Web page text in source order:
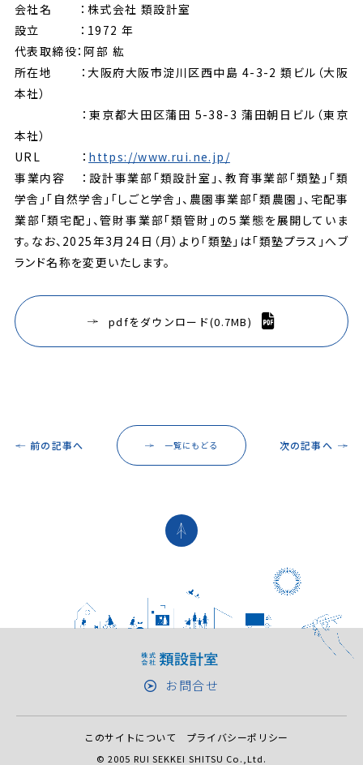
会社名 ：株式会社 類設計室
設立 ：1972 年
代表取締役：阿部 紘
所在地 ：大阪府大阪市淀川区西中島 4-3-2 類ビル（大阪
本社）
：東京都大田区蒲田 5-38-3 蒲田朝日ビル（東京
本社）
URL ： https://www.rui.ne.jp/
事業内容 ：設計事業部「類設計室」、教育事業部「類塾」「類
学舎」「自然学舎」「しごと学舎」、農園事業部「類農園」、宅配事
業部「類宅配」、管財事業部「類管財」の５業態を展開していま
す。なお、2025年3月24日（月）より「類塾」は「類塾プラス」へブ
ランド名称を変更いたします。
pdfをダウンロード(0.7MB)
前の記事へ 一覧にもどる 次の記事へ
お問合せ
このサイトについて プライバシーポリシー
© 2005 RUI SEKKEI SHITSU Co.,Ltd.